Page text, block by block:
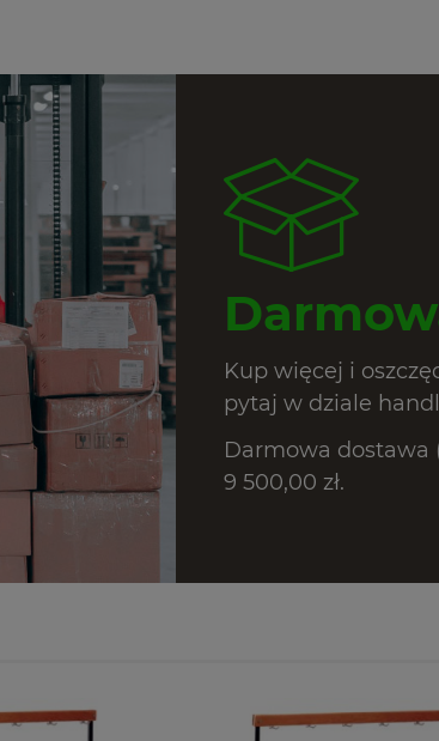
Kup więcej i
pytaj w dziale
Darmowa dostawa
9 500,00 zł.